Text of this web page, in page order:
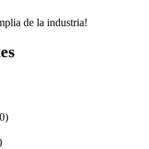
de la industria!